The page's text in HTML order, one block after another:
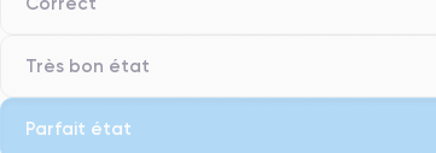
Très bon état
Parfait état